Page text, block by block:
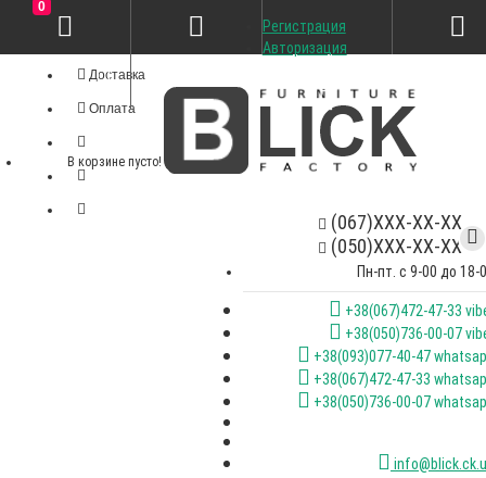
Доставка
Оплата
(067)XXX-XX-XX
(050)XXX-XX-XX
Пн-пт. с 9-00 до 18-
+38(067)472-47-33
+38(050)736-00-07
+38(093)077-40-47
+38(067)472-47-33
+38(050)736-00-07
Регистрация
Авторизация
0
В корзине пусто!